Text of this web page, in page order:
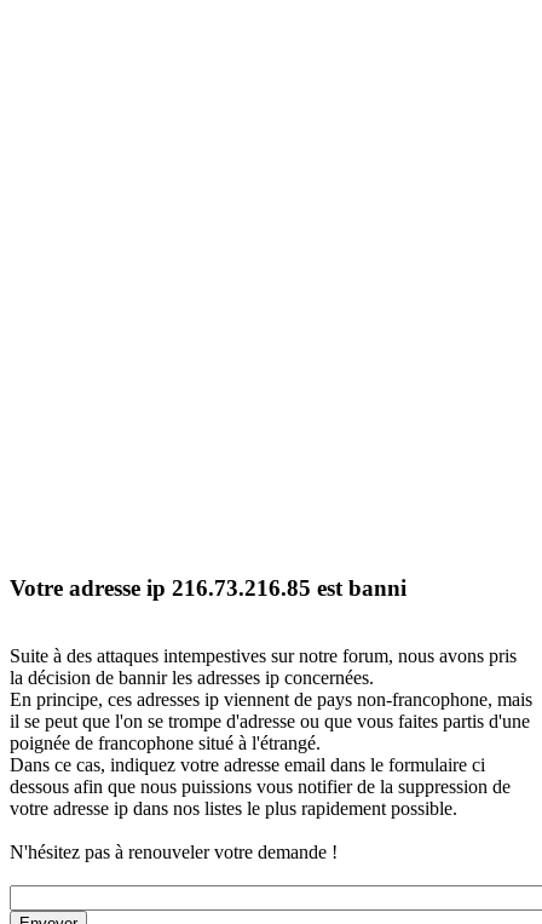
Votre adresse ip 216.73.216.85 est banni
Suite à des attaques intempestives sur notre forum, nous avons pris
la décision de bannir les adresses ip concernées.
En principe, ces adresses ip viennent de pays non-francophone, mais
il se peut que l'on se trompe d'adresse ou que vous faites partis d'une
poignée de francophone situé à l'étrangé.
Dans ce cas, indiquez votre adresse email dans le formulaire ci
dessous afin que nous puissions vous notifier de la suppression de
votre adresse ip dans nos listes le plus rapidement possible.
N'hésitez pas à renouveler votre demande !